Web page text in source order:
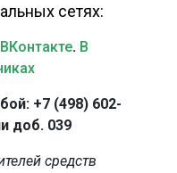
сетях:
ВКонтакте. В
+7 (498) 602-
доб. 039
средств